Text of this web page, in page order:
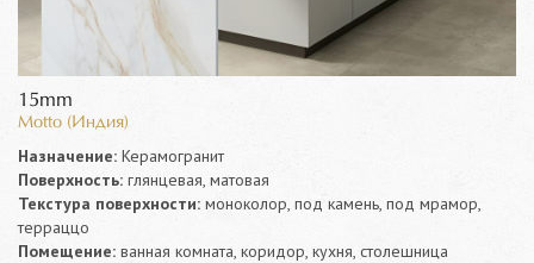
15mm
Motto (Индия)
Назначение: Керамогранит
Поверхность: глянцевая, матовая
Текстура поверхности: моноколор, под камень, под мрамор,
терраццо
Помещение: ванная комната, коридор, кухня, столешница